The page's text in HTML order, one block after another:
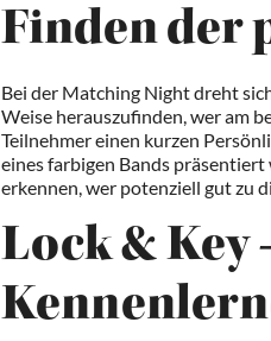
Finden der
Bei der Matching Night dreht
Weise herauszufinden, wer am
Teilnehmer einen kurzen
eines farbigen Bands
erkennen, wer potenziell gut zu
Lock & Key